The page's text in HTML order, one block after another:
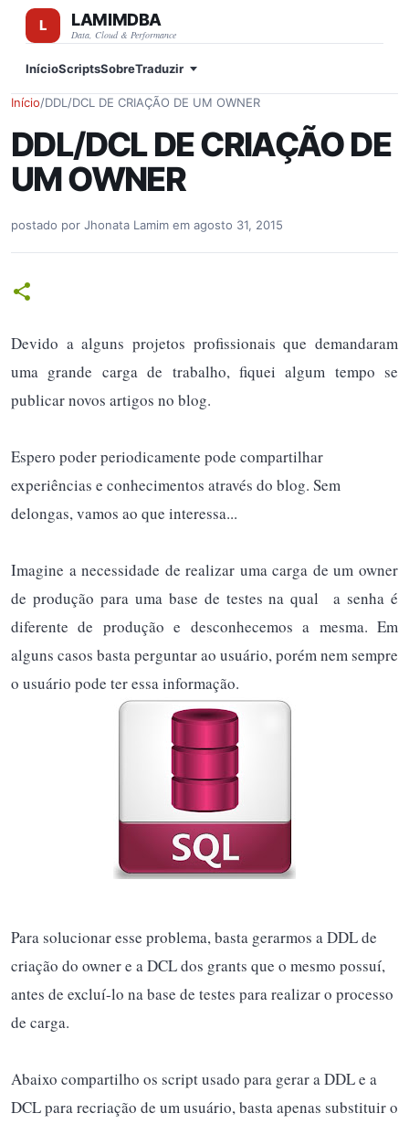
Pular para o conteúdo principal
LAMIMDBA
Data, Cloud & Performance
InícioScriptsSobreTraduzir
Início/DDL/DCL DE CRIAÇÃO DE UM OWNER
DDL/DCL DE CRIAÇÃO DE
UM OWNER
postado por Jhonata Lamim em agosto 31, 2015
Devido a alguns projetos profissionais que demandaram
uma grande carga de trabalho, fiquei algum tempo se
publicar novos artigos no blog.
Espero poder periodicamente pode compartilhar
experiências e conhecimentos através do blog. Sem
delongas, vamos ao que interessa...
Imagine a necessidade de realizar uma carga de um owner
de produção para uma base de testes na qual a senha é
diferente de produção e desconhecemos a mesma. Em
alguns casos basta perguntar ao usuário, porém nem sempre
o usuário pode ter essa informação.
Para solucionar esse problema, basta gerarmos a DDL de
criação do owner e a DCL dos grants que o mesmo possuí,
antes de excluí-lo na base de testes para realizar o processo
de carga.
Abaixo compartilho os script usado para gerar a DDL e a
DCL para recriação de um usuário, basta apenas substituir o